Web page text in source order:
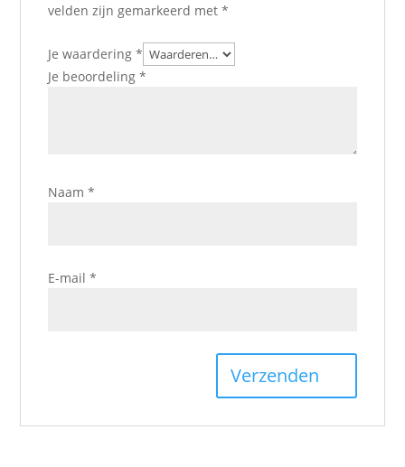
velden zijn gemarkeerd met*
Je waardering*
Je beoordeling*
Naam*
E-mail*